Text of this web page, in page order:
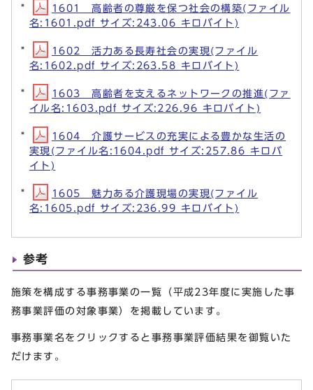
1601 高齢者の尊厳を保つ社会の構築(ファイル
名:1601.pdf サイズ:243.06 キロバイト)
1602 活力ある長寿社会の実現(ファイル
名:1602.pdf サイズ:263.58 キロバイト)
1603 高齢者を支えるネットワークの推進(ファ
イル名:1603.pdf サイズ:226.96 キロバイト)
1604 介護サービスの充実による豊かな生活の
実現(ファイル名:1604.pdf サイズ:257.86 キロバ
イト)
1605 魅力ある介護現場の実現(ファイル
名:1605.pdf サイズ:236.99 キロバイト)
参考
施策を構成する事務事業の一覧（平成23年度に実施した事
務事業評価の対象事業）を掲載しています。
事務事業名をクリックすると事務事業評価結果を御覧いた
だけます。